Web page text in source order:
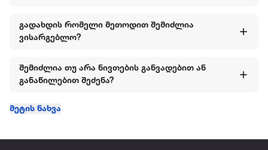
ph ინტერვალი: 4.0 – 5.0
ინგრედიენტები: AQUA, SORBITOL, GLYCERIN, PROPYLENE
GLYCOL, HYDROXYETHYLCELLULOSE, PEG-40,
POTASSIUM SORBATE, ACMELLA OLERACEA EXTRACT,
SODIUM PHOSPHATE.
გადახდის რომელი მეთოდით შემიძლია
ვისარგებლო?
შემიძლია თუ არა ნივთების განვადებით ან
განაწილებით შეძენა?
მეტის ნახვა